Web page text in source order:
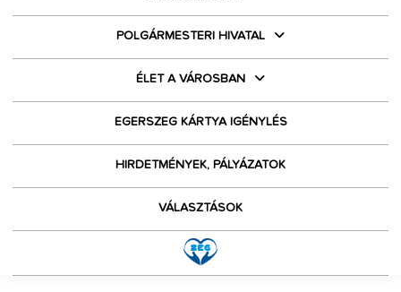
POLGÁRMESTERI HIVATAL
ÉLET A VÁROSBAN
EGERSZEG KÁRTYA IGÉNYLÉS
HIRDETMÉNYEK, PÁLYÁZATOK
VÁLASZTÁSOK